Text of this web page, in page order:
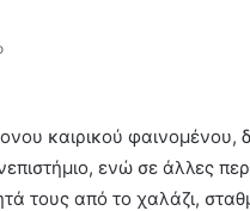
καιρικού
ενώ σε άλλες
τους από το χαλάζι,